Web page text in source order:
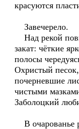
красуются
Завечерело.
Над рекой
закат: чёткие
полосы
Охристый
почерневшие
чистыми
Заболоцкий
В очарованье